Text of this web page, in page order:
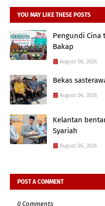
YOU MAY LIKE THESE POSTS
Pengundi Cina
Bakap
August 08, 2026
Bekas
August 06, 2026
Kelantan
Syariah
August 06, 2026
POST A COMMENT
0 Comments